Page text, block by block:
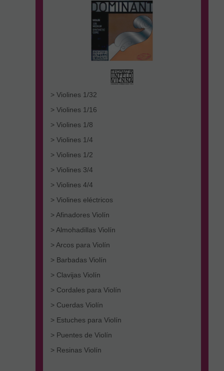
> Violines 1/32
> Violines 1/16
> Violines 1/8
> Violines 1/4
> Violines 1/2
> Violines 3/4
> Violines 4/4
> Violines eléctricos
> Afinadores Violín
> Almohadillas Violín
> Arcos para Violín
> Barbadas Violín
> Clavijas Violín
> Cordales para Violín
> Cuerdas Violín
> Estuches para Violín
> Puentes de Violín
> Resinas Violín